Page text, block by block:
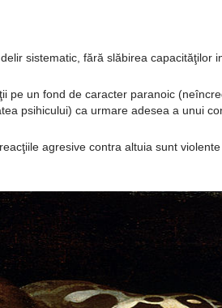
sistematic, fără slăbirea capacităţilor
pe un fond de caracter paranoic
psihicului) ca urmare adesea a unui
agresive contra altuia sunt